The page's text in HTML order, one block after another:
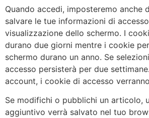
Quando accedi, imposteremo anche
salvare le tue informazioni di
visualizzazione dello schermo. I
durano due giorni mentre i cookie
schermo durano un anno. Se
accesso persisterà per due
account, i cookie di accesso
Se modifichi o pubblichi un articolo,
aggiuntivo verrà salvato nel tuo